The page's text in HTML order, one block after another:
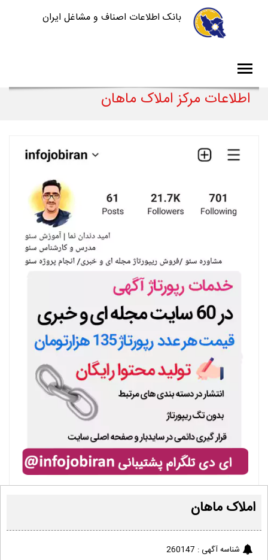
بانک اطلاعات اصناف و مشاغل ایران
اطلاعات مرکز املاک ماهان
املاک ماهان
شناسه آگهی : 260147